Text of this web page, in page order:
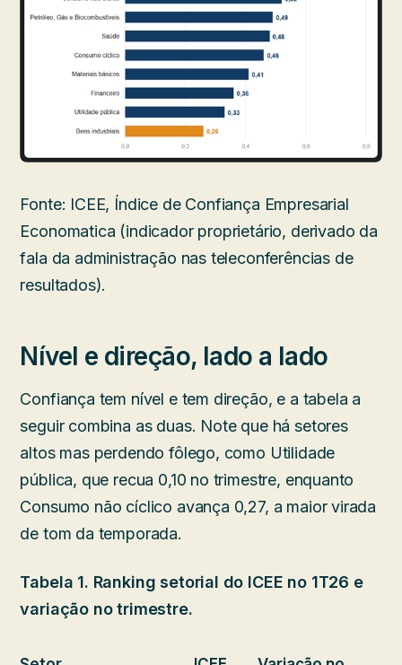
Fonte: ICEE, Índice de Confiança Empresarial
Economatica (indicador proprietário, derivado da
fala da administração nas teleconferências de
resultados).
Nível e direção, lado a lado
Confiança tem nível e tem direção, e a tabela a
seguir combina as duas. Note que há setores
altos mas perdendo fôlego, como Utilidade
pública, que recua 0,10 no trimestre, enquanto
Consumo não cíclico avança 0,27, a maior virada
de tom da temporada.
Tabela 1. Ranking setorial do ICEE no 1T26 e
variação no trimestre.